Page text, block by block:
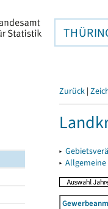
Zurück |
▸
▸